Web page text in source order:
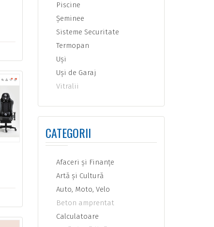
Piscine
Şeminee
Sisteme Securitate
Termopan
Uşi
Uşi de Garaj
Vitralii
CATEGORII
Afaceri şi Finanţe
Artă şi Cultură
Auto, Moto, Velo
Beton amprentat
Calculatoare